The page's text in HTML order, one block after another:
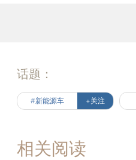
话题：
#新能源车 +关注
相关阅读